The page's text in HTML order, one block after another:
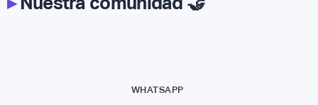
WHATSAPP